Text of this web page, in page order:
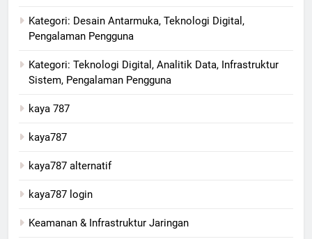
Kategori: Desain Antarmuka, Teknologi Digital,
Pengalaman Pengguna
Kategori: Teknologi Digital, Analitik Data, Infrastruktur
Sistem, Pengalaman Pengguna
kaya 787
kaya787
kaya787 alternatif
kaya787 login
Keamanan & Infrastruktur Jaringan